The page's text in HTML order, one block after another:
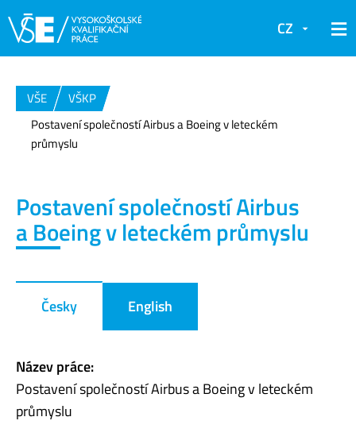
CZ
VŠE
VŠKP
Postavení společností Airbus a Boeing v leteckém
průmyslu
Postavení společností Airbus
a Boeing v leteckém průmyslu
Česky English
Název práce:
Postavení společností Airbus a Boeing v leteckém
průmyslu